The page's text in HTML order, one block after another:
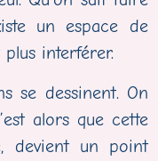
un espace de
interférer.
se dessinent. On
alors que cette
devient un point